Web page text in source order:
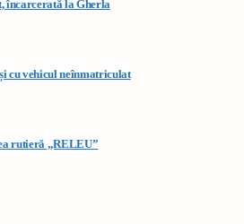
încarcerată la Gherla
cu vehicul neînmatriculat
rutieră „RELEU”